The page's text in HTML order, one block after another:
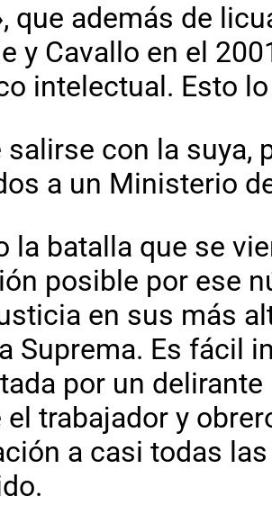
que además de
y Cavallo en el
intelectual. Esto
salirse con la
a un Ministerio
la batalla que se
posible por ese
en sus más
Suprema. Es fácil
por un
el trabajador y
a casi todas